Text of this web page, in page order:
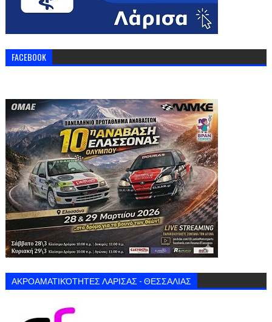
FACEBOOK
ΑΚΡΟΑΜΑΤΙΚΌΤΗΤΕΣ ΛΑΡΙΣΑΣ - ΘΕΣΣΑΛΙΑΣ